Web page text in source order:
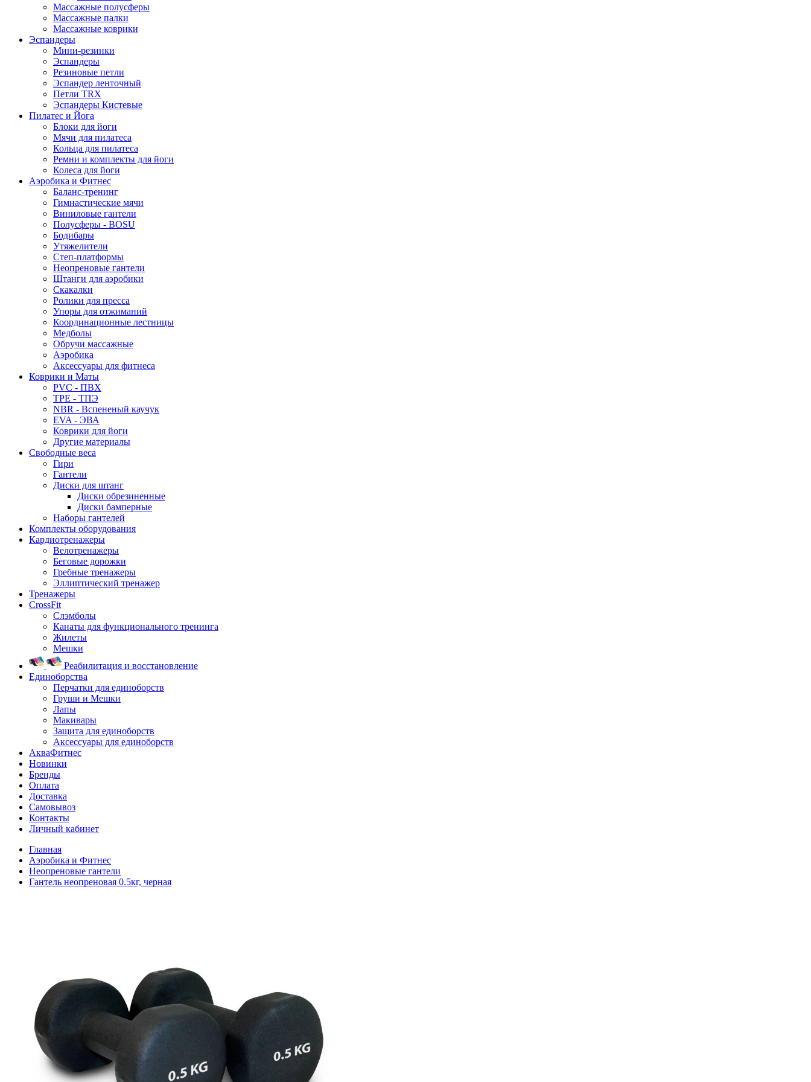
Массажные полусферы
Массажные палки
Массажные коврики
Эспандеры
Мини-резинки
Эспандеры
Резиновые петли
Эспандер ленточный
Петли TRX
Эспандеры Кистевые
Пилатес и Йога
Блоки для йоги
Мячи для пилатеса
Кольца для пилатеса
Ремни и комплекты для йоги
Колеса для йоги
Аэробика и Фитнес
Баланс-тренинг
Гимнастические мячи
Виниловые гантели
Полусферы - BOSU
Бодибары
Утяжелители
Степ-платформы
Неопреновые гантели
Штанги для аэробики
Скакалки
Ролики для пресса
Упоры для отжиманий
Координационные лестницы
Медболы
Обручи массажные
Аэробика
Аксессуары для фитнеса
Коврики и Маты
PVC - ПВХ
TPE - ТПЭ
NBR - Вспененый каучук
EVA - ЭВА
Коврики для йоги
Другие материалы
Свободные веса
Гири
Гантели
Диски для штанг
Диски обрезиненные
Диски бамперные
Наборы гантелей
Комплекты оборудования
Кардиотренажеры
Велотренажеры
Беговые дорожки
Гребные тренажеры
Эллиптический тренажер
Тренажеры
CrossFit
Слэмболы
Канаты для функционального тренинга
Жилеты
Мешки
Реабилитация и восстановление
Единоборства
Перчатки для единоборств
Груши и Мешки
Лапы
Макивары
Защита для единоборств
Аксессуары для единоборств
АкваФитнес
Новинки
Бренды
Оплата
Доставка
Самовывоз
Контакты
Личный кабинет
Главная
Аэробика и Фитнес
Неопреновые гантели
Гантель неопреновая 0.5кг, черная